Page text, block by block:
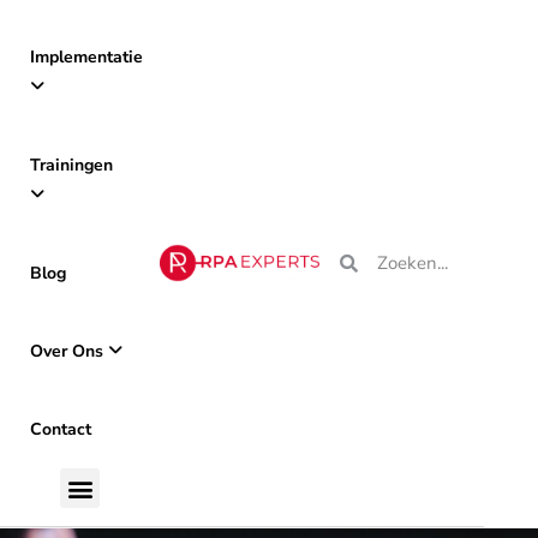
Implementatie
Trainingen
Blog
Over Ons
Contact